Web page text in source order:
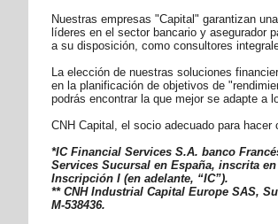
Nuestras empresas "Capital" garantizan
líderes en el sector bancario y asegurador
a su disposición, como consultores
La elección de nuestras soluciones
en la planificación de objetivos de
podrás encontrar la que mejor se adapte a
CNH Capital, el socio adecuado para
*IC Financial Services S.A. banco
Services Sucursal en España, inscrita
Inscripción I (en adelante, “IC”).
** CNH Industrial Capital Europe SAS,
M-538436. ​